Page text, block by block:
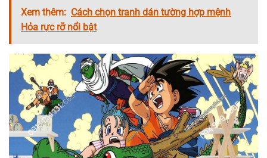
Xem thêm: Cách chọn tranh dán tường hợp mệnh
Hỏa rực rỡ nổi bật